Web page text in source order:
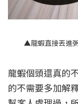
▲龍蝦直接丟進
龍蝦個頭還真的
的不需要多加解